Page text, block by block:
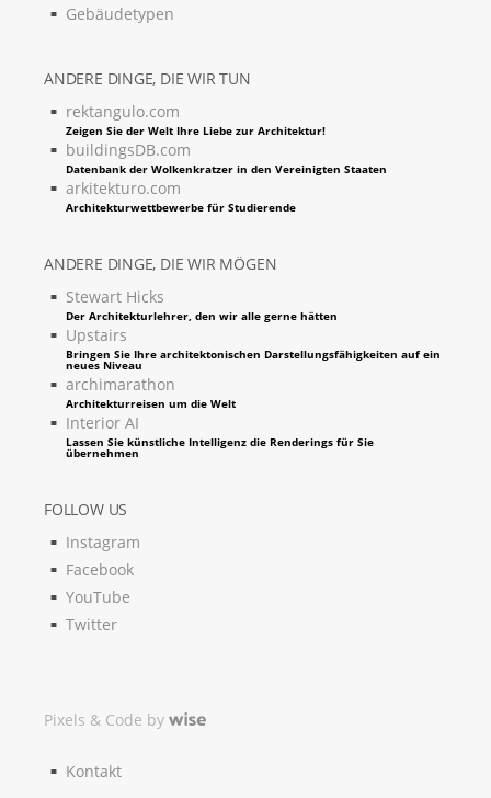
Gebäudetypen
ANDERE DINGE, DIE WIR TUN
rektangulo.com
Zeigen Sie der Welt Ihre Liebe zur Architektur!
buildingsDB.com
Datenbank der Wolkenkratzer in den Vereinigten Staaten
arkitekturo.com
Architekturwettbewerbe für Studierende
ANDERE DINGE, DIE WIR MÖGEN
Stewart Hicks
Der Architekturlehrer, den wir alle gerne hätten
Upstairs
Bringen Sie Ihre architektonischen Darstellungsfähigkeiten auf ein
neues Niveau
archimarathon
Architekturreisen um die Welt
Interior AI
Lassen Sie künstliche Intelligenz die Renderings für Sie
übernehmen
FOLLOW US
Instagram
Facebook
YouTube
Twitter
Pixels & Code by
Kontakt